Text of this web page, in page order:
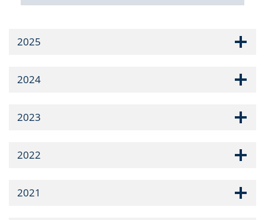
2025
2024
2023
2022
2021